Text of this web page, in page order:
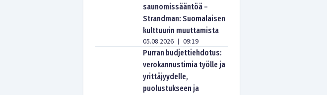
saunomissääntöä –
Strandman: Suomalaisen
kulttuurin muuttamista
05.08.2026 | 09:19
Purran budjettiehdotus:
verokannustimia työlle ja
yrittäjyydelle,
puolustukseen ja